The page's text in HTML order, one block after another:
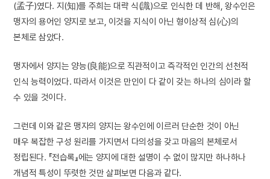
(孟子)였다. 지(知)를 주희는 대략 식(識)으로 인식한 데 반해, 왕수인은
맹자의 용어인 양지로 보고, 이것을 지식이 아닌 형이상적 심(心)의
본체로 삼았다.
맹자에서 양지는 양능(良能)으로 직관적이고 즉각적인 인간의 선천적
인식 능력이었다. 따라서 이것은 만인이 다 같이 갖는 하나의 심이라 할
수 있을 것이다.
그런데 이와 같은 맹자의 양지는 왕수인에 이르러 단순한 것이 아닌
매우 복잡한 구성 원리를 가지면서 다의성을 갖고 마음의 본체로서
정립된다. 『전습록』에는 양지에 대한 설명이 수 없이 많지만 하나하나
개념적 특성이 뚜렷한 것만 살펴보면 다음과 같다.